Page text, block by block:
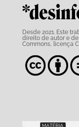
Desde 2021. Este
direito de autor e
Commons, licença